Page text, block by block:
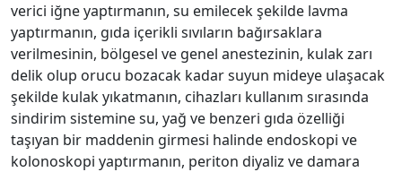
verici iğne yaptırmanın, su emilecek şekilde lavma
yaptırmanın, gıda içerikli sıvıların bağırsaklara
verilmesinin, bölgesel ve genel anestezinin, kulak zarı
delik olup orucu bozacak kadar suyun mideye ulaşacak
şekilde kulak yıkatmanın, cihazları kullanım sırasında
sindirim sistemine su, yağ ve benzeri gıda özelliği
taşıyan bir maddenin girmesi halinde endoskopi ve
kolonoskopi yaptırmanın, periton diyaliz ve damara